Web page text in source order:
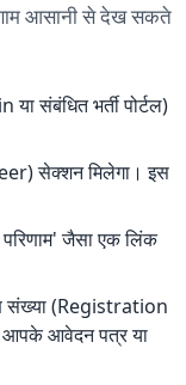
आसानी से देख सकते
संबंधित भर्ती पोर्टल)
सेक्शन मिलेगा। इस
जैसा एक लिंक
संख्या (Registration
आपके आवेदन पत्र या